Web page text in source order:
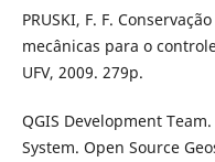
PRUSKI, F. F.
mecânicas para o
UFV, 2009. 279p.
QGIS Development
System. Open Source